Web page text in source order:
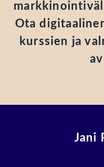
Ota
kurssien ja
Jani